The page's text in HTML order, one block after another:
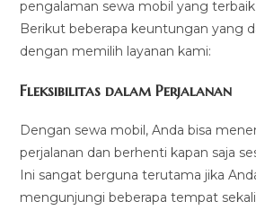
pengalaman sewa mobil yang
Berikut beberapa keuntungan yang
dengan memilih layanan kami:
Fleksibilitas dalam Perjalanan
Dengan sewa mobil, Anda bisa
perjalanan dan berhenti kapan saja
Ini sangat berguna terutama jika
mengunjungi beberapa tempat